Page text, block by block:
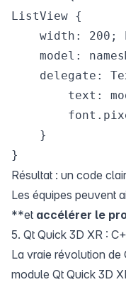
ListView {
width: 200;
model:
delegate:
text:
    }
Résultat : un code
Les équipes peuvent
**et accélérer le
5. Qt Quick 3D XR :
La vraie révolution de
module Qt Quick 3D